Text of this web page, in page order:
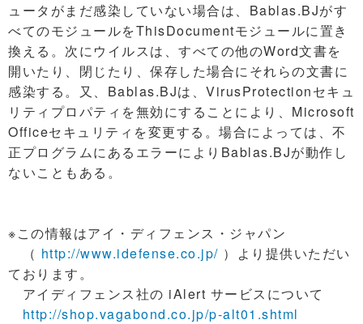
ュータがまだ感染していない場合は、Bablas.BJがす
べてのモジュールをThisDocumentモジュールに置き
換える。次にウイルスは、すべての他のWord文書を
開いたり、閉じたり、保存した場合にそれらの文書に
感染する。又、Bablas.BJは、VirusProtectionセキュ
リティプロパティを無効にすることにより、Microsoft
Officeセキュリティを変更する。場合によっては、不
正プログラムにあるエラーによりBablas.BJが動作し
ないこともある。
※この情報はアイ・ディフェンス・ジャパン
（ http://www.idefense.co.jp/ ）より提供いただい
ております。
アイディフェンス社の iAlert サービスについて
http://shop.vagabond.co.jp/p-alt01.shtml